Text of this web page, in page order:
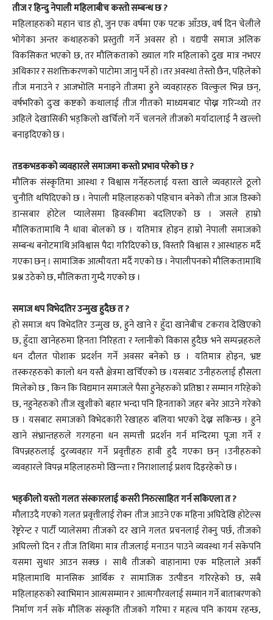
तीज र हिन्दु नेपाली महिलाबीच कस्तो सम्बन्ध छ ?
महिलाहरुको महान चाड हो, जुन एक वर्षमा एक पटक आँउछ, वर्ष दिन चेलीले
भोगेका अन्तर कथाहरुको प्रस्तुती गर्ने अवसर हो । यद्यपी समाज अलिक
विकसिकत भएको छ, तर मौलिकताको ख्याल गरि महिलाको दुख मात्र नभएर
अधिकार र सशक्तिकरणको पाटोमा जानु पर्ने हो ।तर अवस्था तेस्तो छैन, पहिलेको
तीज मनाउने र आजभोलि मनाइने तीजमा हुने व्यवहारहरु विल्कुल भिन्न छन्,
वर्षभरिको दुःख कष्टको कथालाई तीज गीतको माध्यमबाट पोख्न गरिन्थ्यो तर
अहिले देखासिकी भड्किलो खर्चिलो गर्ने चलनले तीजको मर्यादालाई नै खल्लो
बनाइदिएको छ ।
तडकभडकको व्यवहारले समाजमा कस्तो प्रभाव परेको छ ?
मौलिक संस्कृतिमा आस्था र विश्वास गर्नेहरुलाई यस्ता खाले व्यवहारले ठूलो
चुनौति थपिदिएको छ । नेपाली महिलाहरुको पहिचान बनेको तीज आज डिस्को
डान्सबार होटेल प्यालेसमा ह्रिवस्कीमा बदलिएको छ । जसले हाम्रो
मौलिकतामाथि नै धावा बोलको छ । यतिमात्र होइन हाम्रो नेपाली समाजको
सम्बन्ध बनोटमाथि अविश्वास पैदा गरिदिएको छ, विस्तारै विश्वास र आस्थाहरु मर्दै
गएका छन् । सामाजिक आत्मीयता मर्दै गएको छ । नेपालीपनको मौलिकतामाथि
प्रश्न उठेको छ, मौलिकता गुम्दै गएको छ ।
समाज थप विभेदतिर उन्मुख हुदैछ त ?
हो समाज थप विभेदतिर उन्मुख छ, हुने खाने र हुँदा खानेबीच टकराव देखिएको
छ, हुँदाा खानेहरुमा हिनता निरिहता र ग्लानीको विकास हुदैछ भने सम्पन्नहरुले
धन दौलत पोशाक प्रदर्शन गर्ने अवसर बनेको छ । यतिमात्र होइन, भ्रष्ट
तस्करहरुको कालो धन यस्तै क्षेत्रमा खर्चिएको छ ।यसबाट उनीहरुलाई हौसला
मिलेको छ , किन कि विद्यमान समाजले पैसा हुनेहरुको प्रतिष्ठा र सम्मान गरिहेको
छ, नहुनेहरुको तीज खुशीको बहार भन्दा पनि हिनताको जहर बनेर आउने गरेको
छ । यसबाट समाजको विभेदकारी रेखाहरु बलिया भएको देख्न सकिन्छ । हुने
खाने संभ्रान्तहरुले गरगहना धन सम्पत्ती प्रदर्शन गर्न मन्दिरमा पूजा गर्ने र
विपन्नहरुलाई दुरव्यवहार गर्ने प्रवृत्तीहरु हावी हुदै गएका छन् ।उनीहरुको
व्यवहारले विपन्न महिलाहरुमो खिन्न्ता र निराशालाई प्रशय दिइरहेको छ ।
भड्कीलो यस्तो गलत संस्कारलाई कसरी निरुत्साहित गर्न सकिएला त ?
मौलाउदै गएको गलत प्रवृत्तीलाई रोक्न तीज आउने एक महिना अघिदेखि होटेल्स
रेष्टृरेन्ट र पार्टी प्यालेसमा तीजको दर खाने गलत प्रचनलाई रोक्नु पर्छ, तीजको
अघिल्लो दिन र तीज तिथिमा मात्र तीजलाई मनाउन पाउने व्यवस्था गर्न सकेपनि
यसमा सुधार आउन सक्छ । साथै तीजको वाहानामा एक महिलाले अर्काै
महिलामाथि मानसिक आर्थिक र सामाजिक उत्पीडन गरिरहेको छ, सबै
महिलाहरुको स्वाभिमान आत्मसम्मान र आत्मगौरवलाई सम्मान गर्ने बाताबरणको
निर्माण गर्न सके मौलिक संस्कृति तीजको गरिमा र महत्व पनि कायम रहन्छ,